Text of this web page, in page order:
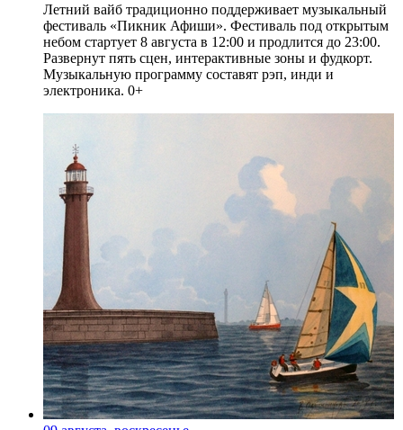
Летний вайб традиционно поддерживает музыкальный
фестиваль «Пикник Афиши». Фестиваль под открытым
небом стартует 8 августа в 12:00 и продлится до 23:00.
Развернут пять сцен, интерактивные зоны и фудкорт.
Музыкальную программу составят рэп, инди и
электроника. 0+